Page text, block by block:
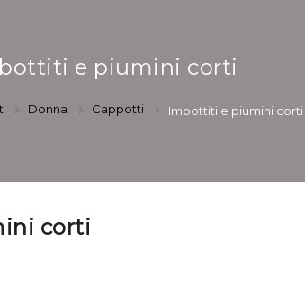
e piumini corti
Donna Cappotti Imbottiti e piumini corti
corti